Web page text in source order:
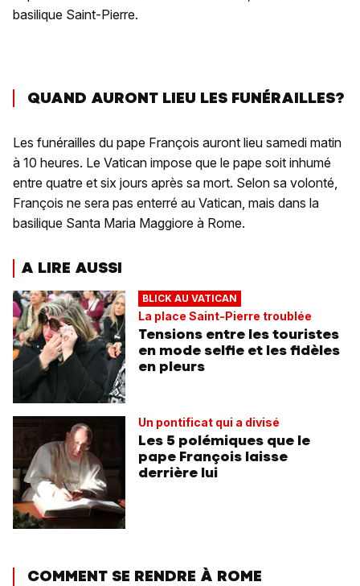
basilique Saint-Pierre.
QUAND AURONT LIEU LES FUNÉRAILLES?
Les funérailles du pape François auront lieu samedi matin
à 10 heures. Le Vatican impose que le pape soit inhumé
entre quatre et six jours après sa mort. Selon sa volonté,
François ne sera pas enterré au Vatican, mais dans la
basilique Santa Maria Maggiore à Rome.
A LIRE AUSSI
BLICK AU VATICAN
La place Saint-Pierre troublée
Tensions entre les touristes
en mode selfie et les fidèles
en pleurs
Un pontificat qui a divisé
Les 5 polémiques que le
pape François laisse
derrière lui
COMMENT SE RENDRE À ROME